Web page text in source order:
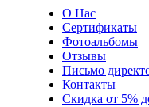
О Нас
Сертификаты
Фотоальбомы
Отзывы
Письмо
Контакты
Скидка от 5%